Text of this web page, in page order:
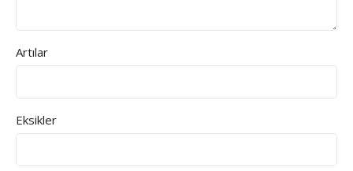
Artılar
Eksikler